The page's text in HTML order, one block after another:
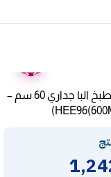
شفاط مطبخ البا جداري 60 سم –